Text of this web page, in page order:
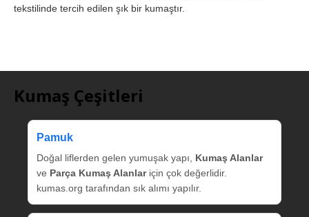
tekstilinde tercih edilen şık bir kumaştır.
Kumaş Çeşitleri
Pamuk
Doğal liflerden gelen yumuşak yapı, Kumaş Alanlar
ve Parça Kumaş Alanlariçin çok değerlidir.
kumas.org tarafından sık alımı yapılır.